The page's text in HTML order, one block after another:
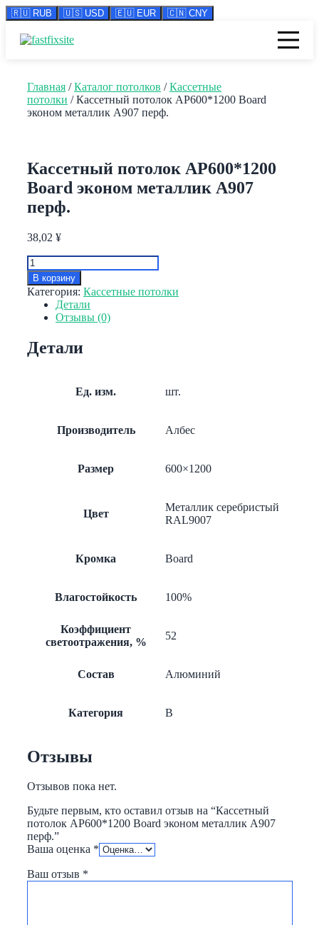
🇷🇺 RUB 🇺🇸 USD 🇪🇺 EUR 🇨🇳 CNY
Главная /Каталог потолков /Кассетные
потолки / Кассетный потолок AP600*1200 Board
эконом металлик А907 перф.
Кассетный потолок AP600*1200
Board эконом металлик А907
перф.
38,02 ¥
Количество
товара
Кассетный
потолок
AP600*1200
металлик
В корзину
Категория: Кассетные потолки
Детали
Отзывы (0)
Детали
Ед. изм. шт.
Производитель Албес
Размер 600×1200
Цвет
Металлик серебристый
RAL9007
Кромка Board
Влагостойкость 100%
Коэффициент
светоотражения, %
52
Состав Алюминий
Категория B
Отзывы
Отзывов пока нет.
Будьте первым, кто оставил отзыв на “Кассетный
потолок AP600*1200 Board эконом металлик А907
перф.”
Ваша оценка *
Ваш отзыв *